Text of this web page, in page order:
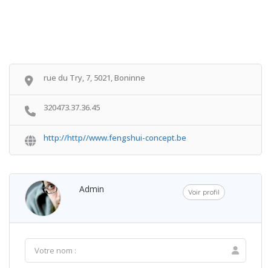
rue du Try, 7, 5021, Boninne
320473.37.36.45
http://http//www.fengshui-concept.be
Admin Voir profil